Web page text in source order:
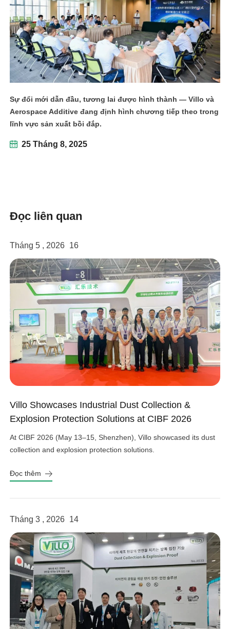
25 Tháng 8, 2025
linkedin
facebook
twitter
Sự đổi mới dẫn đầu, tương lai được hình thành — Villo và
Aerospace Additive đang định hình chương tiếp theo trong
lĩnh vực sản xuất bồi đắp.
Đọc liên quan
Tháng 5 , 2026 16
Villo Showcases Industrial Dust Collection &
Explosion Protection Solutions at CIBF 2026
At CIBF 2026 (May 13–15, Shenzhen), Villo showcased its dust
collection and explosion protection solutions.
Đọc thêm
Tháng 3 , 2026 14